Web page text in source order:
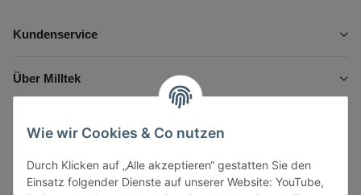
Wie wir Cookies & Co nutzen
Durch Klicken auf „Alle akzeptieren“ gestatten Sie den
Einsatz folgender Dienste auf unserer Website: YouTube,
Kundenservice
Über Milltek
Gesetzliche Informationen